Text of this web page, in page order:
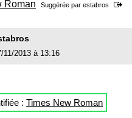
Roman Suggérée par estabros
11/2013 à 13:16
: Times New Roman